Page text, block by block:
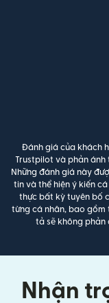
Đánh giá của khách
Trustpilot và phản ánh
Những đánh giá này
tin và thể hiện ý kiến
thực bất kỳ tuyên bố
từng cá nhân, bao gồm
tả sẽ không phản
Nhận